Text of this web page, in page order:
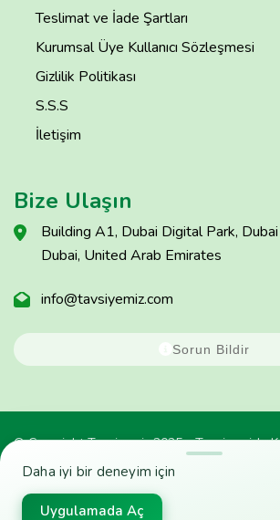
Daha iyi bir deneyim için
Uygulamada Aç
Teslimat ve İade Şartları
Kurumsal Üye Kullanıcı Sözleşmesi
Gizlilik Politikası
S.S.S
İletişim
Bize Ulaşın
Building A1, Dubai Digital Park,
Dubai, United Arab Emirates
info@tavsiyemiz.com
Sorun Bildir
© Copyright Tavsiyemiz 2025 - Tavsiyemiz'e